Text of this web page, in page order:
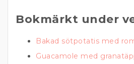
Bokmärkt under
Bakad sötpotatis med
Guacamole med